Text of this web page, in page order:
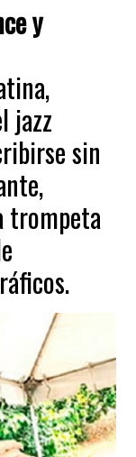
y
jazz
sin
trompeta